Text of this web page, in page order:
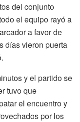
del conjunto
el equipo rayó a
a favor de
días vieron puerta
y el partido se
tuvo que
el encuentro y
por los